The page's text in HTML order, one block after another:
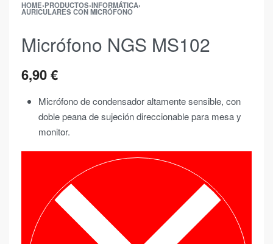
HOME›PRODUCTOS›INFORMÁTICA›
AURICULARES CON MICRÓFONO
Micrófono NGS MS102
6,90€
Micrófono de condensador altamente sensible, con
doble peana de sujeción direccionable para mesa y
monitor.